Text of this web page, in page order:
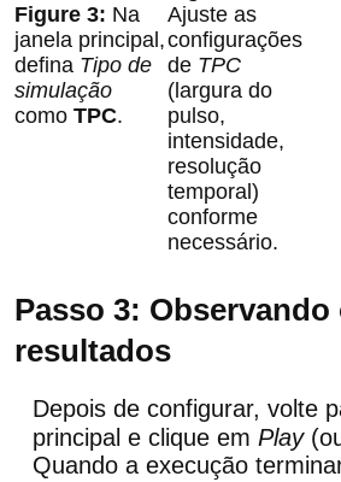
Na
janela principal,
defina Tipo de
simulação
como TPC.
Ajuste as
configurações
de TPC
(largura do
pulso,
intensidade,
resolução
temporal)
conforme
necessário.
Passo 3: Observando
resultados
Depois de configurar, volte
principal e clique em Play
Quando a execução